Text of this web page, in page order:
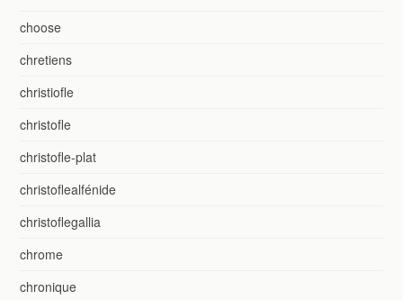
choose
chretiens
christiofle
christofle
christofle-plat
christoflealfénide
christoflegallia
chrome
chronique